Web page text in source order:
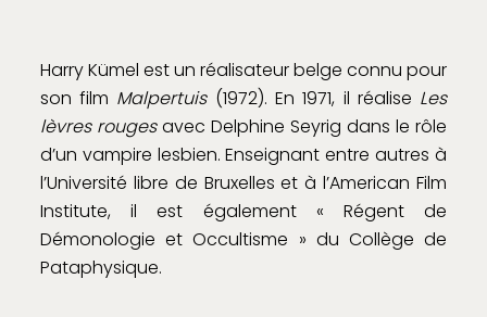
Harry Kümel est un réalisateur belge connu pour
son film Malpertuis (1972). En 1971, il réalise Les
lèvres rougesavec Delphine Seyrig dans le rôle
d’un vampire lesbien. Enseignant entre autres à
l’Université libre de Bruxelles et à l’American Film
Institute, il est également « Régent de
Démonologie et Occultisme » du Collège de
Pataphysique.